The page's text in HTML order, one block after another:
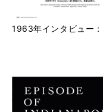
1963年インタビュー